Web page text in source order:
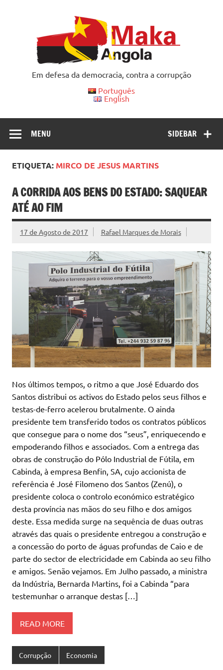
Em defesa da democracia, contra a corrupção
Português
English
SIDEBAR
MENU
ETIQUETA: MIRCO DE JESUS MARTINS
A CORRIDA AOS BENS DO ESTADO: SAQUEAR
ATÉ AO FIM
17 de Agosto de 2017 Rafael Marques de Morais
Nos últimos tempos, o ritmo a que José Eduardo dos
Santos distribui os activos do Estado pelos seus filhos e
testas-de-ferro acelerou brutalmente. O ainda
presidente tem transferido todos os contratos públicos
que consegue para o nome dos “seus”, enriquecendo e
empoderando filhos e associados. Com a entrega das
obras de construção do Pólo Industrial de Fútila, em
Cabinda, à empresa Benfin, SA, cujo accionista de
referência é José Filomeno dos Santos (Zenú), o
presidente coloca o controlo económico estratégico
desta província nas mãos do seu filho e dos amigos
deste. Essa medida surge na sequência de duas outras
através das quais o presidente entregou a construção e
a concessão do porto de águas profundas de Caio e de
parte do sector de electricidade em Cabinda ao seu filho
e amigos. Senão vejamos. Em Julho passado, a ministra
da Indústria, Bernarda Martins, foi a Cabinda “para
testemunhar o arranque destas […]
READ MORE
Corrupção Economia